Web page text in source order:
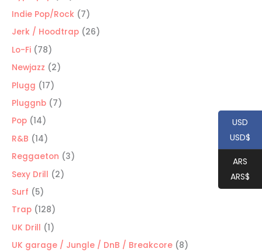
productos
Indie Pop/Rock 77
productos
Jerk / Hoodtrap 2626
Lo-Fi 7878
productos
Newjazz 22
Plugg 1717
productos
Pluggnb 77
Pop 1414
productos
R&B 1414
productos
Reggaeton 33
Sexy Drill 22
Surf 55
productos
Trap 128128
productos
UK Drill 11
producto
UK garage / Jungle / DnB / Breakcore 88
USD
USD$
ARS
ARS$